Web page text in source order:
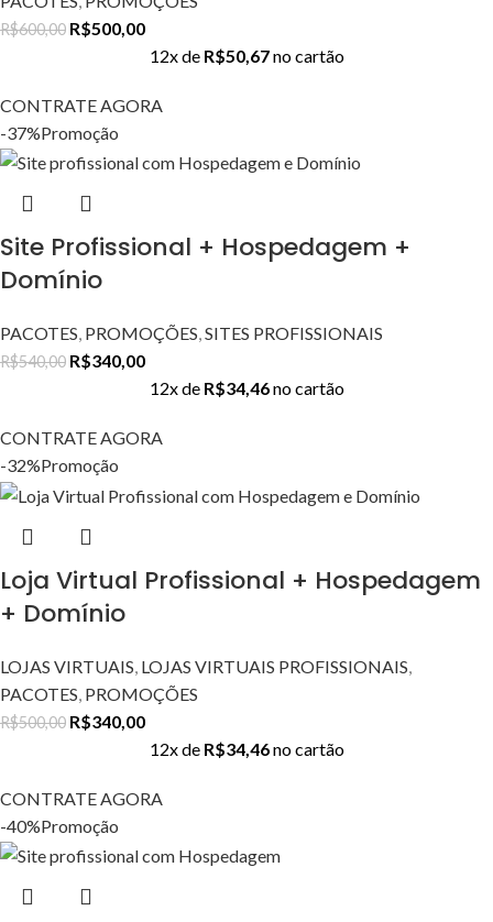
R$600,00 R$500,00
12x de R$50,67no cartão
CONTRATE AGORA
-37%Promoção
Site Profissional + Hospedagem +
Domínio
PACOTES, PROMOÇÕES,SITES PROFISSIONAIS
R$540,00 R$340,00
12x de R$34,46no cartão
CONTRATE AGORA
-32%Promoção
Loja Virtual Profissional + Hospedagem
+ Domínio
LOJAS VIRTUAIS LOJAS VIRTUAIS PROFISSIONAIS
PACOTES PROMOÇÕES
R$500,00 R$340,00
12x de R$34,46no cartão
CONTRATE AGORA
-40%Promoção